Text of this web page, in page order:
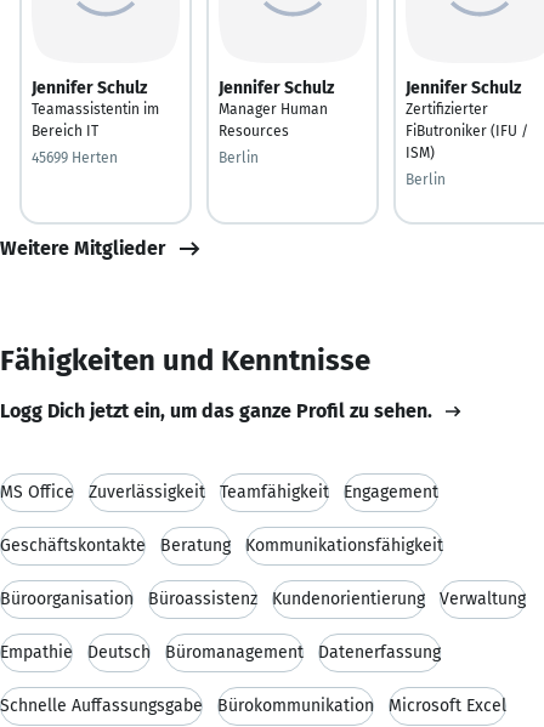
Jennifer Schulz
Teamassistentin im
Bereich IT
45699 Herten
Jennifer Schulz
Manager Human
Resources
Berlin
Jennifer Schulz
Zertifizierter
FiButroniker (IFU /
ISM)
Berlin
Weitere Mitglieder
Fähigkeiten und Kenntnisse
Logg Dich jetzt ein, um das ganze Profil zu sehen.
MS Office Zuverlässigkeit Teamfähigkeit Engagement
Geschäftskontakte Beratung Kommunikationsfähigkeit
Büroorganisation Büroassistenz Kundenorientierung Verwaltung
Empathie Deutsch Büromanagement Datenerfassung
Schnelle Auffassungsgabe Bürokommunikation Microsoft Excel